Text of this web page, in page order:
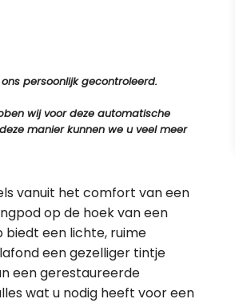
persoonlijk gecontroleerd.
wij voor deze automatische
manier kunnen we u veel meer
vanuit het comfort van een
op de hoek van een
biedt een lichte, ruime
een gezelliger tintje
een gerestaureerde
wat u nodig heeft voor een